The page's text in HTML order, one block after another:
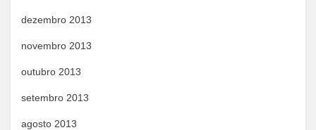
dezembro 2013
novembro 2013
outubro 2013
setembro 2013
agosto 2013